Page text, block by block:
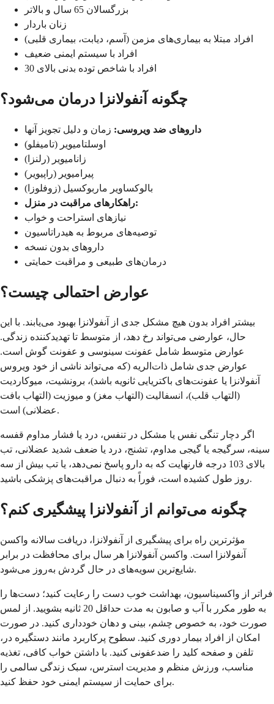
بزرگسالان 65 سال و بالاتر
زنان باردار
افراد مبتلا به بیماری‌های مزمن (آسم، دیابت، بیماری قلبی)
افراد با سیستم ایمنی ضعیف
افراد با شاخص توده بدنی بالای 30
چگونه آنفولانزا درمان می‌شود؟
داروهای ضد ویروسی: زمان و دلیل تجویز آنها
اوسلتامیویر (تامیفلو)
زانامیویر (رلنزا)
پیرامیویر (راپیویر)
بالوکساویر ماربوکسیل (زوفلوزا)
راهکارهای مراقبت در منزل:
نیازهای استراحت و خواب
توصیه‌های مربوط به هیدراتاسیون
داروهای بدون نسخه
درمان‌های طبیعی و مراقبت حمایتی
عوارض احتمالی چیست؟
بیشتر افراد بدون هیچ مشکل جدی از آنفولانزا بهبود می‌یابند. با این
حال، عوارضی می‌تواند رخ دهد، از متوسط تا تهدیدکننده زندگی.
عوارض متوسط شامل عفونت سینوسی و عفونت گوش است.
عوارض جدی شامل ذات‌الریه (که می‌تواند ناشی از خود ویروس
آنفولانزا یا عفونت‌های باکتریایی ثانویه باشد)، برونشیت، میوکاردیت
(التهاب قلب)، انسفالیت (التهاب مغز) و میوزیت (التهاب بافت
عضلانی) است.
اگر دچار تنگی نفس یا مشکل در تنفس، درد یا فشار مداوم قفسه
سینه، سرگیجه یا گیجی مداوم، تشنج، درد یا ضعف شدید عضلانی، تب
بالای 103 درجه فارنهایت که به دارو پاسخ نمی‌دهد، یا تب بیش از سه
روز طول کشیده است، فوراً به دنبال مراقبت‌های پزشکی باشید.
چگونه می‌توانم از آنفولانزا پیشگیری کنم؟
مؤثرترین راه برای پیشگیری از آنفولانزا، دریافت سالانه واکسن
آنفولانزا است. واکسن آنفولانزا هر سال برای محافظت در برابر
شایع‌ترین سویه‌های در حال گردش به‌روز می‌شود.
فراتر از واکسیناسیون، بهداشت خوب دست را رعایت کنید؛ دست‌ها را
به طور مکرر با آب و صابون به مدت حداقل 20 ثانیه بشویید. از لمس
صورت خود، به خصوص چشم، بینی و دهان خودداری کنید. در صورت
امکان از افراد بیمار دوری کنید. سطوح پرکاربرد مانند دستگیره در،
تلفن و صفحه کلید را ضدعفونی کنید. با داشتن خواب کافی، تغذیه
مناسب، ورزش منظم و مدیریت استرس، سبک زندگی سالمی را
برای حمایت از سیستم ایمنی خود حفظ کنید.